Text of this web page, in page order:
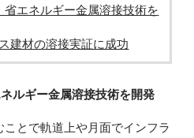
エネルギー金属溶接技術を
建材の溶接実証に成功
ルギー金属溶接技術を開発
とで軌道上や月面でインフラ